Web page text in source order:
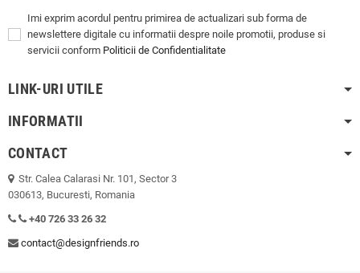
Imi exprim acordul pentru primirea de actualizari sub forma de
newslettere digitale cu informatii despre noile promotii, produse si
servicii conform Politicii de Confidentialitate
LINK-URI UTILE
INFORMATII
CONTACT
Str. Calea Calarasi Nr. 101, Sector 3
030613, Bucuresti, Romania
+40 726 33 26 32
contact@designfriends.ro